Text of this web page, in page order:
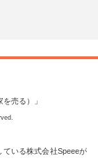
売る）」
いる株式会社Speeeが